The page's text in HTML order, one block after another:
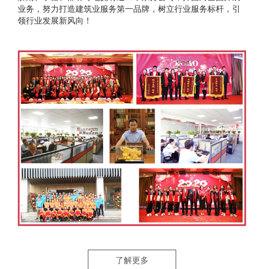
业务，努力打造建筑业服务第一品牌，树立行业服务标杆，引
领行业发展新风向！
了解更多